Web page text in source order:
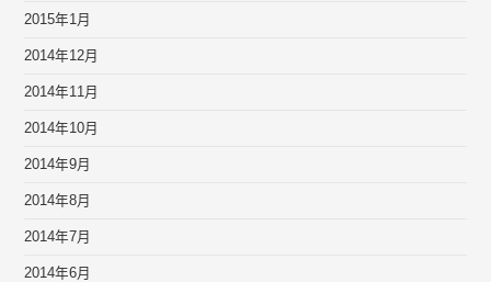
2015年1月
2014年12月
2014年11月
2014年10月
2014年9月
2014年8月
2014年7月
2014年6月